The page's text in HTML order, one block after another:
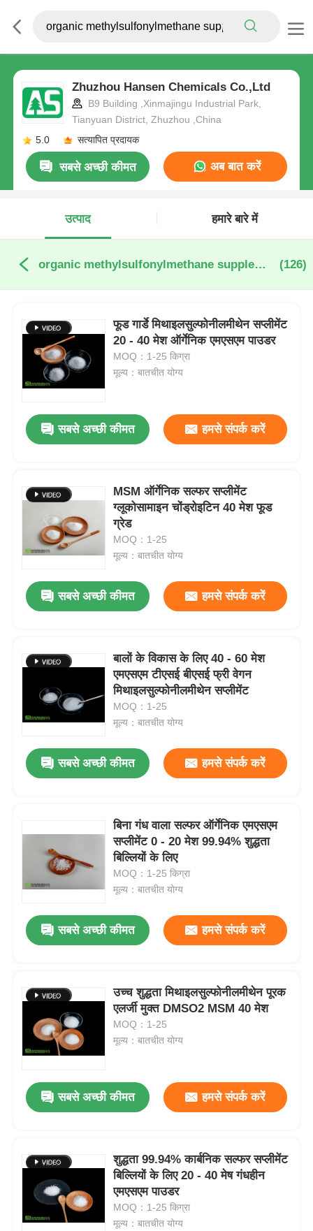
Zhuzhou Hansen Chemicals Co.,Ltd
B9 Building ,Xinmajingu Industrial Park,
Tianyuan District, Zhuzhou ,China
5.0
सत्यापित प्रदायक
सबसे अच्छी कीमत अब बात करें
उत्पाद हमारे बारे में
organic methylsulfonylmethane supplement ऑनलाइन निर्माण (126)
फूड गार्डे मिथाइलसुल्फोनीलमीथेन सप्लीमेंट
20 - 40 मेश ऑर्गेनिक एमएसएम पाउडर
MOQ：1-25 किग्रा
मूल्य：बातचीत योग्य
सबसे अच्छी कीमत हमसे संपर्क करें
MSM ऑर्गेनिक सल्फर सप्लीमेंट
ग्लूकोसामाइन चोंड्रोइटिन 40 मेश फूड
ग्रेड
MOQ：1-25
मूल्य：बातचीत योग्य
सबसे अच्छी कीमत हमसे संपर्क करें
बालों के विकास के लिए 40 - 60 मेश
एमएसएम टीएसई बीएसई फ्री वेगन
मिथाइलसुल्फोनीलमीथेन सप्लीमेंट
MOQ：1-25
मूल्य：बातचीत योग्य
सबसे अच्छी कीमत हमसे संपर्क करें
बिना गंध वाला सल्फर ऑर्गेनिक एमएसएम
सप्लीमेंट 0 - 20 मेश 99.94% शुद्धता
बिल्लियों के लिए
MOQ：1-25 किग्रा
मूल्य：बातचीत योग्य
सबसे अच्छी कीमत हमसे संपर्क करें
उच्च शुद्धता मिथाइलसुल्फोनीलमीथेन पूरक
एलर्जी मुक्त DMSO2 MSM 40 मेश
MOQ：1-25
मूल्य：बातचीत योग्य
सबसे अच्छी कीमत हमसे संपर्क करें
शुद्धता 99.94% कार्बनिक सल्फर सप्लीमेंट
बिल्लियों के लिए 20 - 40 मेष गंधहीन
एमएसएम पाउडर
MOQ：1-25 किग्रा
मूल्य：बातचीत योग्य